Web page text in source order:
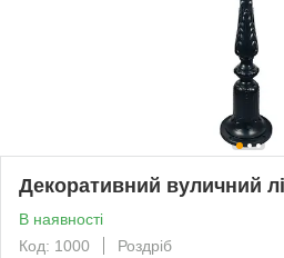
Декоративний вуличний
В наявності
Код: 1000
Роздріб